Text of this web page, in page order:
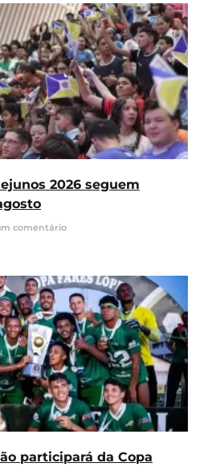
2026 seguem
comentário
participará da Copa